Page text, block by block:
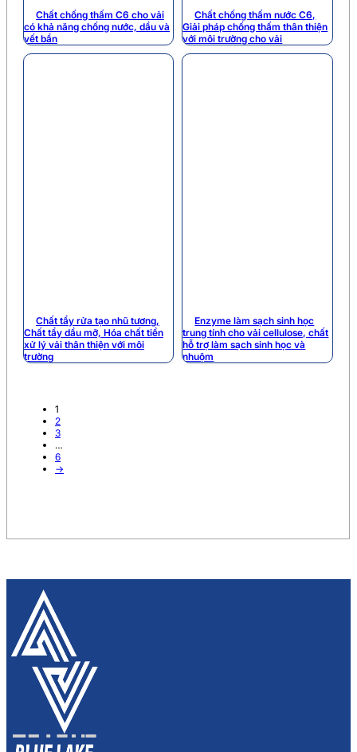
Chất chống thấm C6 cho vải
có khả năng chống nước, dầu và
vết bẩn
Chất chống thấm nước C6,
Giải pháp chống thấm thân thiện
với môi trường cho vải
Chất tẩy rửa tạo nhũ tương,
Chất tẩy dầu mỡ, Hóa chất tiền
xử lý vải thân thiện với môi
trường
Enzyme làm sạch sinh học
trung tính cho vải cellulose, chất
hỗ trợ làm sạch sinh học và
nhuộm
1
2
3
…
6
→